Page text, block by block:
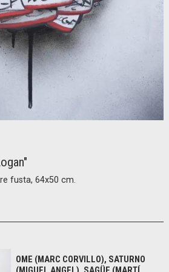
fusta, 64x50 cm.
OME (MARC CORVILLO), SATURNO